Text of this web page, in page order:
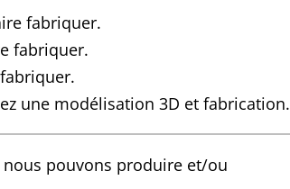
fabriquer.
fabriquer.
une modélisation 3D et fabrication.
nous pouvons produire et/ou